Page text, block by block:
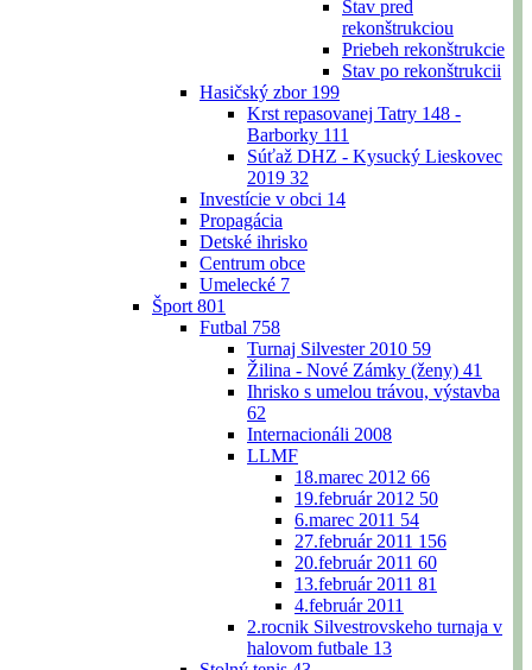
Stav pred
rekonštrukciou
Priebeh rekonštrukcie
Stav po rekonštrukcii
Hasičský zbor 199
Krst repasovanej Tatry 148 -
Barborky 111
Súťaž DHZ - Kysucký Lieskovec
2019 32
Investície v obci 14
Propagácia
Detské ihrisko
Centrum obce
Umelecké 7
Šport 801
Futbal 758
Turnaj Silvester 2010 59
Žilina - Nové Zámky (ženy) 41
Ihrisko s umelou trávou, výstavba
62
Internacionáli 2008
LLMF
18.marec 2012 66
19.február 2012 50
6.marec 2011 54
27.február 2011 156
20.február 2011 60
13.február 2011 81
4.február 2011
2.rocnik Silvestrovskeho turnaja v
halovom futbale 13